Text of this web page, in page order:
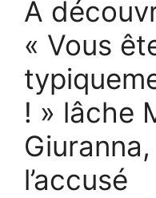
A
« Vous
! » lâche
l’accusé